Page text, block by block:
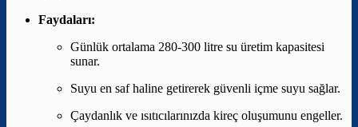
Faydaları:
Günlük ortalama 280-300 litre su üretim kapasitesi
sunar.
Suyu en saf haline getirerek güvenli içme suyu sağlar.
Çaydanlık ve ısıtıcılarınızda kireç oluşumunu engeller.